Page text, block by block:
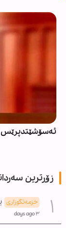
ئەسۆشێتدپرێس:
زۆرترین
خزمەتگوزاری
٣ days ago